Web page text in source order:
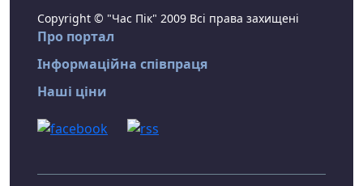
Copyright © "Час Пік" 2009 Всі права захищені
Про портал
Інформаційна співпраця
Наші ціни